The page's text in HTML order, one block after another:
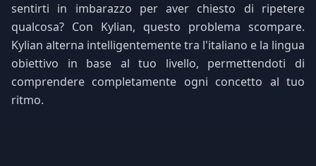
sentirti in imbarazzo per aver chiesto di ripetere
qualcosa? Con Kylian, questo problema scompare.
Kylian alterna intelligentemente tra l'italiano e la lingua
obiettivo in base al tuo livello, permettendoti di
comprendere completamente ogni concetto al tuo
ritmo.